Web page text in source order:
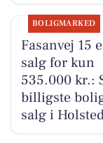
BOLIGMARKED
Fasanvej 15
salg for kun
535.000 kr.:
billigste
salg i